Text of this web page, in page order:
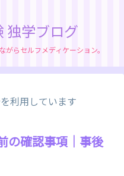
独学ブログ
らセルフメディケーション。
利用しています
の確認事項｜事後